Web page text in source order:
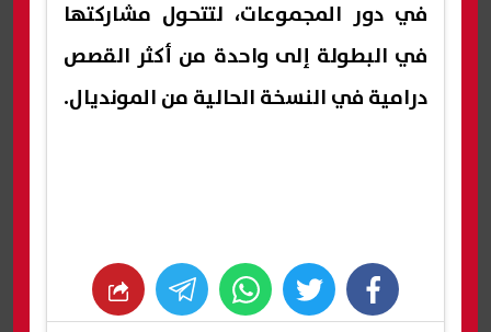
في دور المجموعات، لتتحول مشاركتها
في البطولة إلى واحدة من أكثر القصص
درامية في النسخة الحالية من المونديال.
facebook
twitter
whats